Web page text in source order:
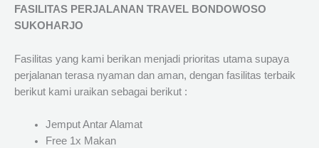
FASILITAS PERJALANAN TRAVEL BONDOWOSO
SUKOHARJO
Fasilitas yang kami berikan menjadi prioritas utama supaya
perjalanan terasa nyaman dan aman, dengan fasilitas terbaik
berikut kami uraikan sebagai berikut :
Jemput Antar Alamat
Free 1x Makan